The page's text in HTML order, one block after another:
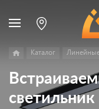
Каталог